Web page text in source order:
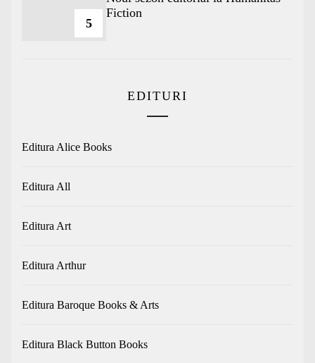
5
Fiction
EDITURI
Editura Alice Books
Editura All
Editura Art
Editura Arthur
Editura Baroque Books & Arts
Editura Black Button Books